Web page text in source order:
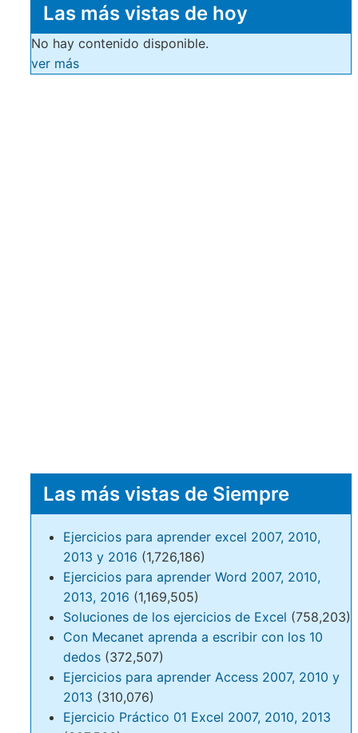
Las más vistas de hoy
No hay contenido disponible.
ver más
Las más vistas de Siempre
Ejercicios para aprender excel 2007, 2010,
2013 y 2016 (1,726,186)
Ejercicios para aprender Word 2007, 2010,
2013, 2016 (1,169,505)
Soluciones de los ejercicios de Excel (758,203)
Con Mecanet aprenda a escribir con los 10
dedos (372,507)
Ejercicios para aprender Access 2007, 2010 y
2013 (310,076)
Ejercicio Práctico 01 Excel 2007, 2010, 2013